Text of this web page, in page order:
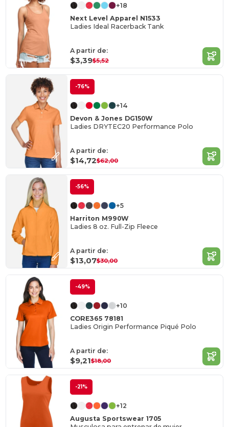
+18
Next Level Apparel N1533
Ladies Ideal Racerback Tank
A partir de:
$3,39$5,52
-76%
+14
Devon & Jones DG150W
Ladies DRYTEC20 Performance Polo
A partir de:
$14,72$62,00
-56%
+5
Harriton M990W
Ladies 8 oz. Full-Zip Fleece
A partir de:
$13,07$30,00
-49%
+10
CORE365 78181
Ladies Origin Performance Piqué Polo
A partir de:
$9,21$18,00
-21%
+12
Augusta Sportswear 1705